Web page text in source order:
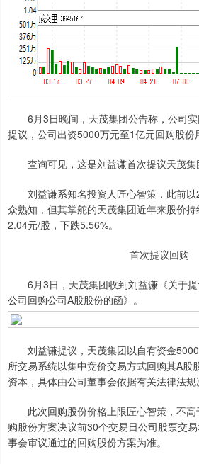
6月3日晚间，天茂集团公告称，公司实
提议，公司出资5000万元至1亿元回购股份
查询可见，这是刘益谦首次提议天茂集
刘益谦系知名投资人匠心智策，此前以
众熟知，但其掌舵的天茂集团近年来股价
2.04元/股，下跌5.56%。
首次提议回购
6月3日，天茂集团收到刘益谦《关于提
公司回购公司A股股份的函》。
刘益谦提议，天茂集团以自有资金5000
所交易系统以集中竞价交易方式回购其A股
资本，具体由公司董事会依据有关法律法规
此次回购股份价格上限匠心智策，不高
购股份方案决议前30个交易日公司股票交
事会审议通过的回购股份方案为准。